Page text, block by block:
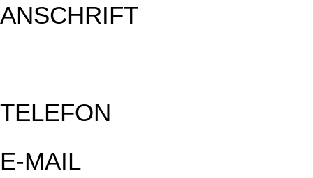
ANSCHRIFT
TELEFON
E-MAIL